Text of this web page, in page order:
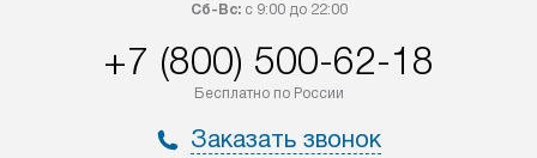
доставляются бесплатно
по Москве в пределах МКАД,
не предусмотрена.
материалы.
Сб-Вс:с 9:00 до 22:00
+7 (800) 500-62-18
Бесплатно по России
Заказать звонок